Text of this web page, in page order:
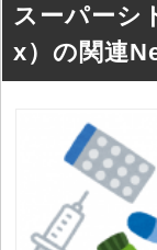
スーパーシ
x）の関連